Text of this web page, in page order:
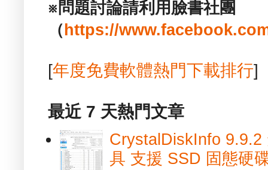
※問題討論請利用臉書社團
（ https://
[年度免費軟體熱門下載排行]
最近 7 天熱門文章
CrystalDiskInfo 9.9.2
具 支援 SSD 固態硬